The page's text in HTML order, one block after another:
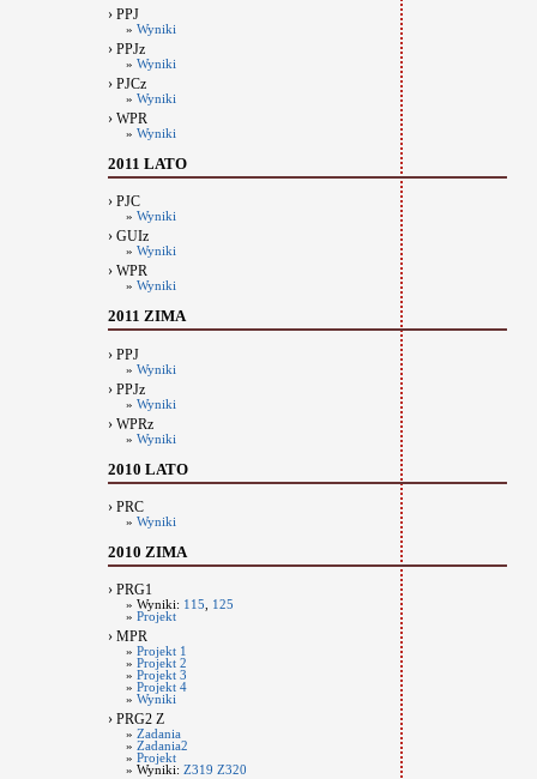
› PPJ
» Wyniki
› PPJz
» Wyniki
› PJCz
» Wyniki
› WPR
» Wyniki
2011 LATO
› PJC
» Wyniki
› GUIz
» Wyniki
› WPR
» Wyniki
2011 ZIMA
› PPJ
» Wyniki
› PPJz
» Wyniki
› WPRz
» Wyniki
2010 LATO
› PRC
» Wyniki
2010 ZIMA
› PRG1
» Wyniki: 115, 125
» Projekt
› MPR
» Projekt 1
» Projekt 2
» Projekt 3
» Projekt 4
» Wyniki
› PRG2 Z
» Zadania
» Zadania2
» Projekt
» Wyniki: Z319 Z320